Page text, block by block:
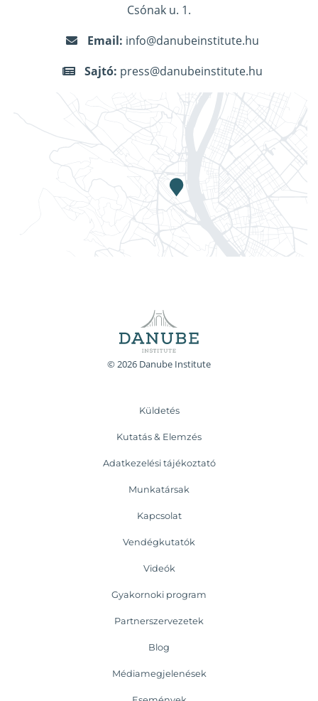
Csónak u. 1.
Email: info@danubeinstitute.hu
Sajtó: press@danubeinstitute.hu
© 2026 Danube Institute
Küldetés
Kutatás & Elemzés
Adatkezelési tájékoztató
Munkatársak
Kapcsolat
Vendégkutatók
Videók
Gyakornoki program
Partnerszervezetek
Blog
Médiamegjelenések